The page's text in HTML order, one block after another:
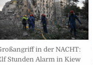
in der NACHT:
Stunden Alarm in Kiew